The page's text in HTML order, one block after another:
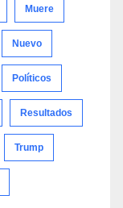
Muere
Nuevo
Políticos
Resultados
Trump